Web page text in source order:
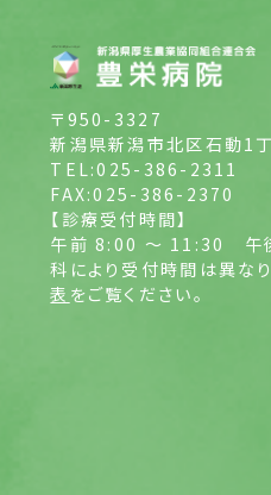
〒950-3327
新潟県新潟市北区石動1
TEL:025-386-2311
FAX:025-386-2370
【診療受付時間】
午前 8:00 ～ 11:30 午
科により受付時間は異な
表 をご覧ください。